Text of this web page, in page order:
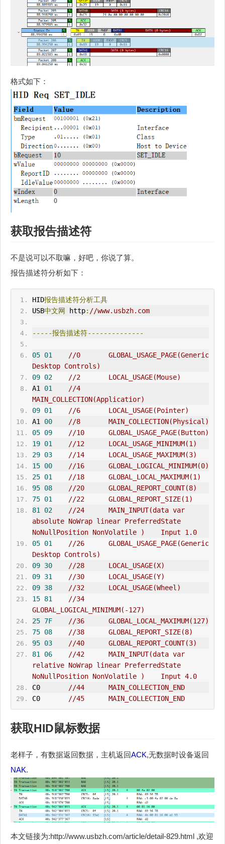
格式如下：
获取报告描述符
不是说可以不取嘛，好吧，你说了算。
报告描述符分析如下：
HID报告描述符分析工具
USB中文网 http: //www.usbzh.com
-----报告描述符--------------
05 01 //0       GLOBAL_ USAGE_PAGE(Generic
Desktop Controls)
09 02
//2       LOCAL_USAGE(Mouse)
A1 01
//4
MAIN_COLLECTION(Applicatior)
09 01
//6       LOCAL_USAGE(Pointer)
A1 00
05 09 //10      GLOBAL_ USAGE_PAGE
19 01
29 03
15 00
25 01
95 08
75 01
//22      GLOBAL_REPORT_SIZE(1)
81
02
//24      MAIN_INPUT(data var
absolute NoWrap linear PreferredState
NoNullPosition NonVolatile )    Input 1.0
05 01 //26      GLOBAL_ USAGE_PAGE(Generic
Desktop Controls)
09 30
//28      LOCAL_USAGE(X)
09 31
//30      LOCAL_USAGE(Y)
09 38
//32      LOCAL_USAGE(Wheel)
15 81
//34
GLOBAL_LOGICAL_MINIMUM(-127)
25 7F
75 08
//38      GLOBAL_REPORT_SIZE(8)
95 03
81
06
//42      MAIN_INPUT(data var
relative NoWrap linear PreferredState
NoNullPosition NonVolatile )    Input 4.0
C0
//44      MAIN_COLLECTION_END
C0
//45      MAIN_COLLECTION_END
获取HID鼠标数据
老样子，有数据返回数据，主机返回ACK,无数据时设备返回
NAK.
本文链接为:http://www.usbzh.com/article/detail-829.html ,欢迎